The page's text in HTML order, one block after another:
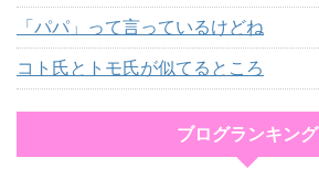
「パパ」って言っているけどね
コト氏とトモ氏が似てるところ
ブログランキング